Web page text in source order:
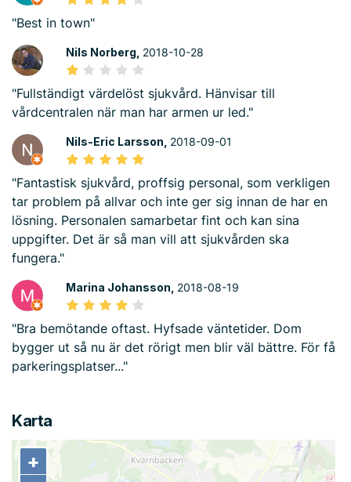
"Best in town"
Nils Norberg, 2018-10-28
"Fullständigt värdelöst sjukvård. Hänvisar till
vårdcentralen när man har armen ur led."
Nils-Eric Larsson, 2018-09-01
"Fantastisk sjukvård, proffsig personal, som verkligen
tar problem på allvar och inte ger sig innan de har en
lösning. Personalen samarbetar fint och kan sina
uppgifter. Det är så man vill att sjukvården ska
fungera."
Marina Johansson, 2018-08-19
"Bra bemötande oftast. Hyfsade väntetider. Dom
bygger ut så nu är det rörigt men blir väl bättre. För få
parkeringsplatser..."
Karta
+
+